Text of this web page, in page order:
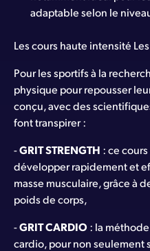
adaptable selon le
Les cours haute intensité
Pour les sportifs à la
physique pour repousser
conçu, avec des
font transpirer :
-GRIT STRENGTH : ce
développer rapidement et
masse musculaire, grâce à
poids de corps,
-GRIT CARDIO: la
cardio, pour non seulement